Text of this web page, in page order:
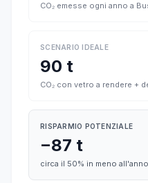
CO₂ emesse ogni anno a
SCENARIO IDEALE
90 t
CO₂ con vetro a rendere +
RISPARMIO POTENZIALE
−87 t
circa il 50% in meno all'anno